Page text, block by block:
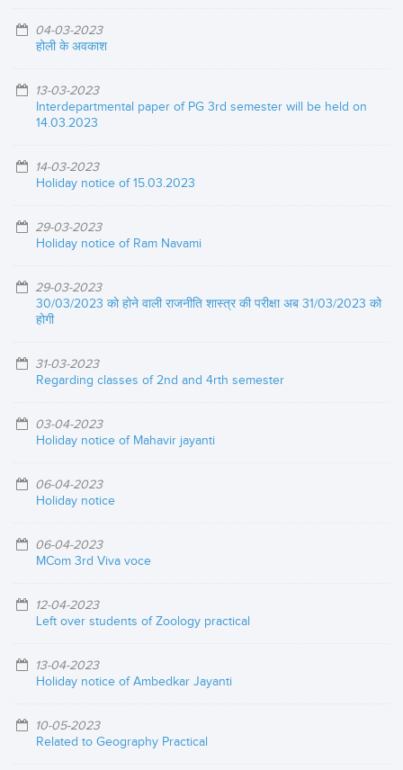
04-03-2023
होली के अवकाश
13-03-2023
Interdepartmental paper of PG 3rd semester will be held on
14.03.2023
14-03-2023
Holiday notice of 15.03.2023
29-03-2023
Holiday notice of Ram Navami
29-03-2023
30/03/2023 को होने वाली राजनीति शास्त्र की परीक्षा अब 31/03/2023 को
होगी
31-03-2023
Regarding classes of 2nd and 4rth semester
03-04-2023
Holiday notice of Mahavir jayanti
06-04-2023
Holiday notice
06-04-2023
MCom 3rd Viva voce
12-04-2023
Left over students of Zoology practical
13-04-2023
Holiday notice of Ambedkar Jayanti
10-05-2023
Related to Geography Practical